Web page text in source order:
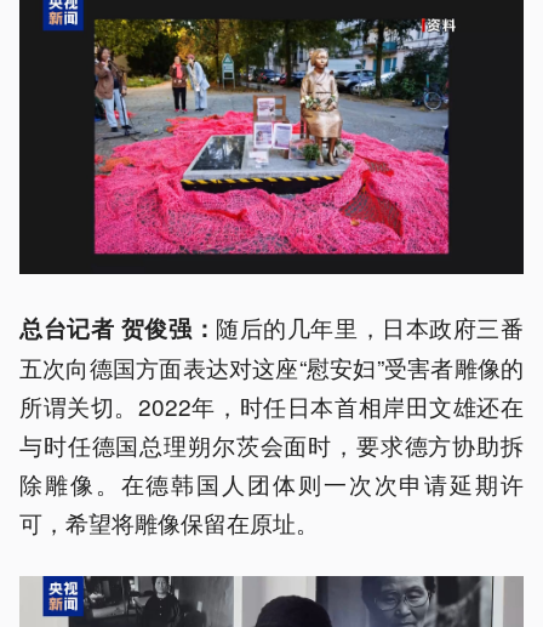
总台记者 贺俊强： 随后的几年里，日本政府三番
五次向德国方面表达对这座“慰安妇”受害者雕像的
所谓关切。2022年，时任日本首相岸田文雄还在
与时任德国总理朔尔茨会面时，要求德方协助拆
除雕像。在德韩国人团体则一次次申请延期许
可，希望将雕像保留在原址。